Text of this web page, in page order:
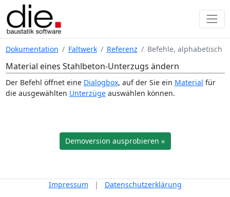
Dokumentation Faltwerk Referenz Befehle, alphabetisch
Material eines Stahlbeton-Unterzugs ändern
Der Befehl öffnet eine Dialogbox, auf der Sie ein Material für
die ausgewählten Unterzügeauswählen können.
Demoversion ausprobieren »
Impressum | Datenschutzerklärung